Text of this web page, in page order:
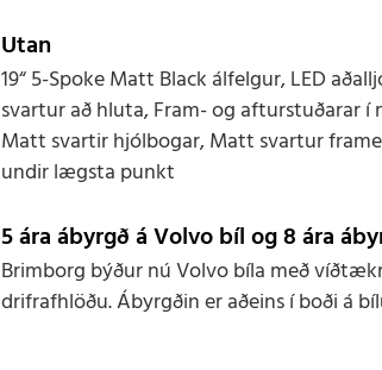
Utan
19“ 5-Spoke Matt Black álfelgur, LED
svartur að hluta, Fram- og afturstuðarar
Matt svartir hjólbogar, Matt svartur
undir lægsta punkt
5 ára ábyrgð á Volvo bíl og 8 ára
Brimborg býður nú Volvo bíla með
drifrafhlöðu. Ábyrgðin er aðeins í boði á